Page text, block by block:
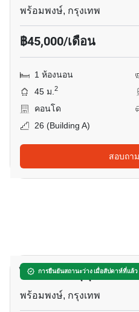
พร้อมพงษ์, กรุงเทพ
฿45,000/เดือน
1 ห้องนอน
45 ม.2
คอนโด
26 (building A)
สอบถา
การยืนยันสถานะว่าง เมื่อสัปดาห์ที่แล้ว
ไอดีโอ คิว สุขุมวิท 36
พร้อมพงษ์, กรุงเทพ